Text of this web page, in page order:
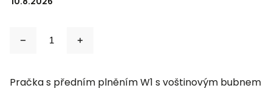
Pračka s předním plněním W1 s voštinovým bubnem